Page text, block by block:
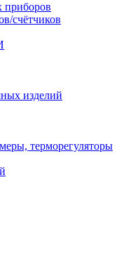
приборов
счётчиков
изделий
терморегуляторы